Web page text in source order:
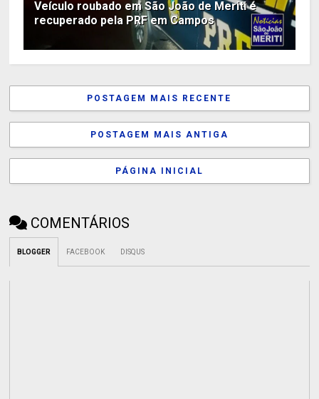
Veículo roubado em São João de Meriti é
recuperado pela PRF em Campos
POSTAGEM MAIS RECENTE
POSTAGEM MAIS ANTIGA
PÁGINA INICIAL
COMENTÁRIOS
BLOGGER FACEBOOK DISQUS